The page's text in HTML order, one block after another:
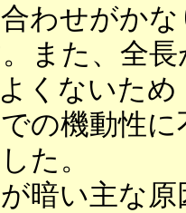
わせがかな
また、全長
くないため
の機動性に
た。
暗い主な原